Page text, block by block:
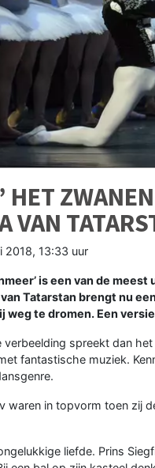
HET
VAN
2018, 13:33 uur
is een van de
Tatarstan brengt nu
weg te dromen. Een
spreekt dan het
fantastische muziek.
waren in topvorm toen zij
liefde. Prins